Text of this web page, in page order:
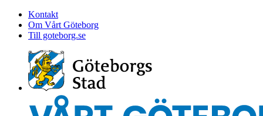
Kontakt
Om Vårt Göteborg
Till goteborg.se